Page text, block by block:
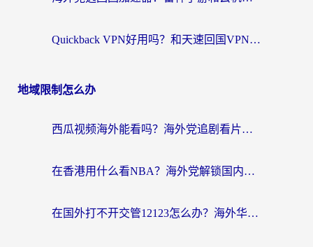
Quickback VPN好用吗？和天速回国VPN对比哪个回国效果更好？海外党必看的真实体验指南
地域限制怎么办
西瓜视频海外能看吗？海外党追剧看片的终极解决方案来了
在香港用什么看NBA？海外党解锁国内体育直播的终极攻略
在国外打不开交管12123怎么办？海外华人必看的回国加速全攻略